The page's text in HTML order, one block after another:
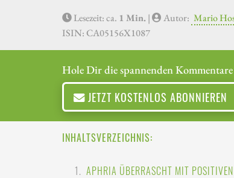
Lesezeit: ca. 1 Min. | Autor: Mario
ISIN: CA05156X1087
Hole Dir die spannenden
JETZT KOSTENLOS ABONNIEREN
INHALTSVERZEICHNIS:
APHRIA ÜBERRASCHT MIT